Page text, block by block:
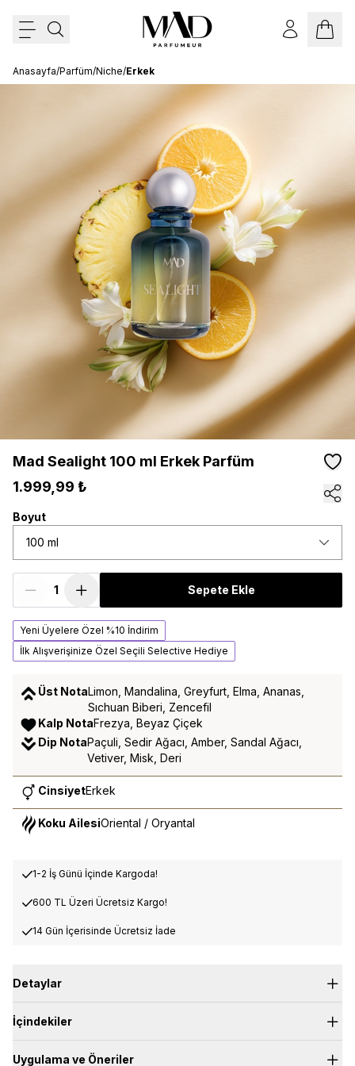
Anasayfa/Parfüm/Niche/Erkek
Mad Sealight 100 ml Erkek Parfüm
1.999,99 ₺
Boyut
100 ml
Sepete Ekle
Yeni Üyelere Özel %10 İndirim
İlk Alışverişinize Özel Seçili Selective Hediye
Üst NotaLimon, Mandalina, Greyfurt, Elma, Ananas,
Sıchuan Biberi, Zencefil
Kalp NotaFrezya, Beyaz Çiçek
Dip NotaPaçuli, Sedir Ağacı, Amber, Sandal Ağacı,
Vetiver, Misk, Deri
CinsiyetErkek
Koku AilesiOriental / Oryantal
1-2 İş Günü İçinde Kargoda!
600 TL Üzeri Ücretsiz Kargo!
14 Gün İçerisinde Ücretsiz İade
Detaylar
sıcaklığını yansıtan, özgün ve etkileyici bir koku. Üst notalarda
mandalina, greyfurt, elma, ananas ve zencefil size ferahlıkla
enerjiyi bir arada sunar. Orta notalardaki zarif frezya ve beyaz
İçindekiler
Uygulama ve Öneriler